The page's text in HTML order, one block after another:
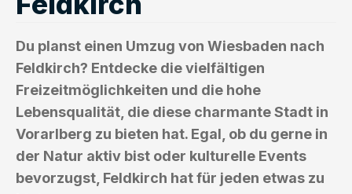
Du planst einen Umzug von Wiesbaden nach
Feldkirch? Entdecke die vielfältigen
Freizeitmöglichkeiten und die hohe
Lebensqualität, die diese charmante Stadt in
Vorarlberg zu bieten hat. Egal, ob du gerne in
der Natur aktiv bist oder kulturelle Events
bevorzugst, Feldkirch hat für jeden etwas zu